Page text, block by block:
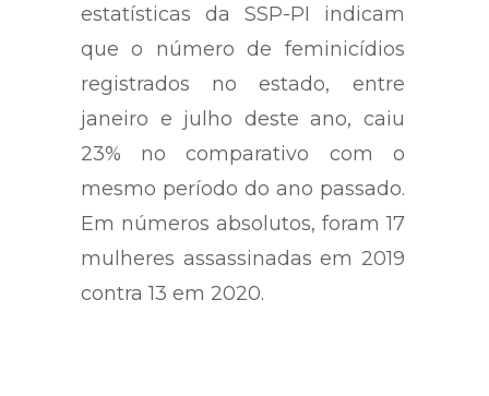
oficiais divulgados pelo setor de
estatísticas da SSP-PI indicam
que o número de feminicídios
registrados no estado, entre
janeiro e julho deste ano, caiu
23% no comparativo com o
mesmo período do ano passado.
Em números absolutos, foram 17
mulheres assassinadas em 2019